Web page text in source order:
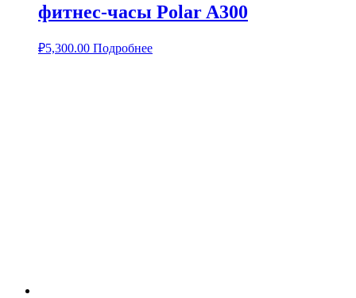
фитнес-часы Polar A300
₽5,300.00 Подробнее